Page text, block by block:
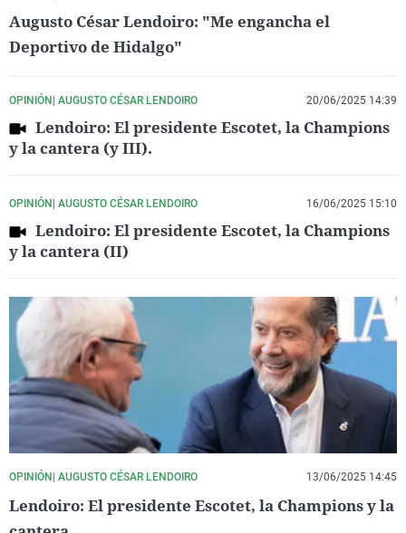
Augusto César Lendoiro: "Me engancha el
Deportivo de Hidalgo"
OPINIÓN| AUGUSTO CÉSAR LENDOIRO 20/06/2025 14:39
Lendoiro: El presidente Escotet, la Champions
y la cantera (y III).
OPINIÓN| AUGUSTO CÉSAR LENDOIRO 16/06/2025 15:10
Lendoiro: El presidente Escotet, la Champions
y la cantera (II)
OPINIÓN| AUGUSTO CÉSAR LENDOIRO 13/06/2025 14:45
Lendoiro: El presidente Escotet, la Champions y la